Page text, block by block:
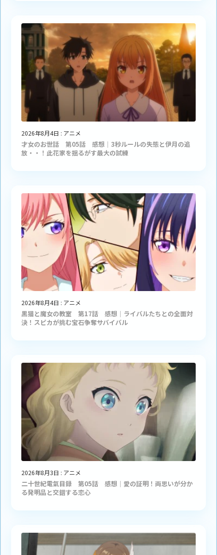
2026年8月4日 : アニメ
才女のお世話 第05話 感想｜3秒ルールの失態と伊月の追
放・・！此花家を揺るがす最大の試練
2026年8月4日 : アニメ
黒猫と魔女の教室 第17話 感想｜ライバルたちとの全面対
決！スピカが挑む宝石争奪サバイバル
2026年8月3日 : アニメ
二十世紀電氣目録 第05話 感想｜愛の証明！両思いが分か
る発明品と交錯する恋心